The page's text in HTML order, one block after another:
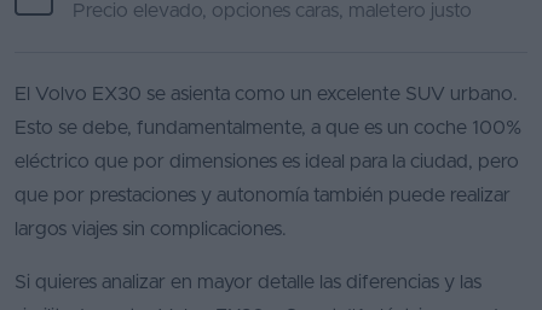
Precio elevado, opciones caras, maletero justo
El Volvo EX30 se asienta como un excelente SUV urbano.
Esto se debe, fundamentalmente, a que es un coche 100%
eléctrico que por dimensiones es ideal para la ciudad, pero
que por prestaciones y autonomía también puede realizar
largos viajes sin complicaciones.
Si quieres analizar en mayor detalle las diferencias y las